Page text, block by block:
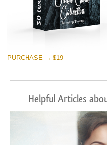
PURCHASE → $19
Helpful Articles